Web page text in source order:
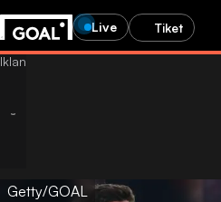
Live Tiket
Getty/GOAL